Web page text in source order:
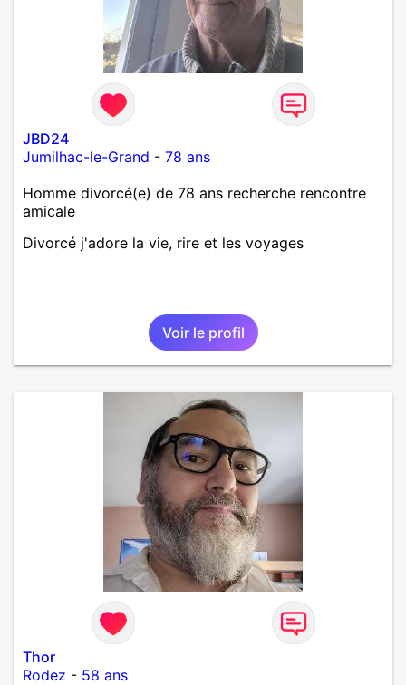
JBD24
Jumilhac-le-Grand - 78 ans
Homme divorcé(e) de 78 ans recherche rencontre
amicale
Divorcé j'adore la vie, rire et les voyages
Voir le profil
Thor
Rodez - 58 ans